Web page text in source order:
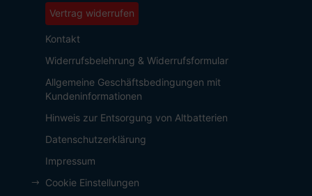
Vertrag widerrufen
Kontakt
Widerrufsbelehrung & Widerrufsformular
Allgemeine Geschäftsbedingungen mit
Kundeninformationen
Hinweis zur Entsorgung von Altbatterien
Datenschutzerklärung
Impressum
Cookie Einstellungen